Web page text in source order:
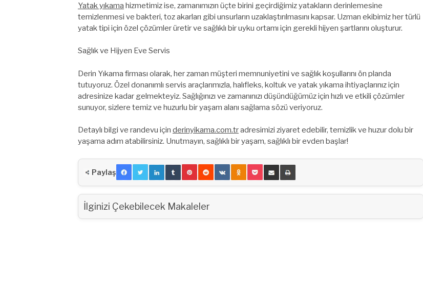
Yatak yıkama hizmetimiz ise, zamanımızın üçte birini geçirdiğimiz yatakların derinlemesine
temizlenmesi ve bakteri, toz akarları gibi unsurların uzaklaştırılmasını kapsar. Uzman ekibimiz her türlü
yatak tipi için özel çözümler üretir ve sağlıklı bir uyku ortamı için gerekli hijyen şartlarını oluşturur.
Sağlık ve Hijyen Eve Servis
Derin Yıkama firması olarak, her zaman müşteri memnuniyetini ve sağlık koşullarını ön planda
tutuyoruz. Özel donanımlı servis araçlarımızla, halıfleks, koltuk ve yatak yıkama ihtiyaçlarınız için
adresinize kadar gelmekteyiz. Sağlığınızı ve zamanınızı düşündüğümüz için hızlı ve etkili çözümler
sunuyor, sizlere temiz ve huzurlu bir yaşam alanı sağlama sözü veriyoruz.
Detaylı bilgi ve randevu için derinyikama.com.tradresimizi ziyaret edebilir, temizlik ve huzur dolu bir
yaşama adım atabilirsiniz. Unutmayın, sağlıklı bir yaşam, sağlıklı bir evden başlar!
Paylaş
İlginizi Çekebilecek Makaleler